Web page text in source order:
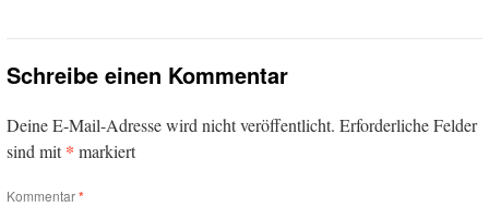
Schreibe einen Kommentar
Deine E-Mail-Adresse wird nicht veröffentlicht. Erforderliche Felder
sind mit* markiert
Kommentar*